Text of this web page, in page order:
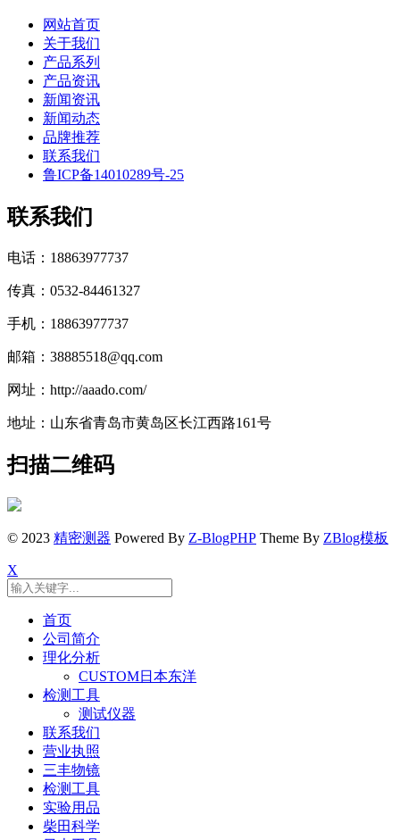
网站首页
关于我们
产品系列
产品资讯
新闻资讯
新闻动态
品牌推荐
联系我们
鲁ICP备14010289号-25
联系我们
电话：18863977737
传真：0532-84461327
手机：18863977737
邮箱：38885518@qq.com
网址：http://aaado.com/
地址：山东省青岛市黄岛区长江西路161号
扫描二维码
© 2023 精密测器 Powered By Z-BlogPHP Theme By ZBlog模板
X
首页
公司简介
理化分析
CUSTOM日本东洋
检测工具
测试仪器
联系我们
营业执照
三丰物镜
检测工具
实验用品
柴田科学